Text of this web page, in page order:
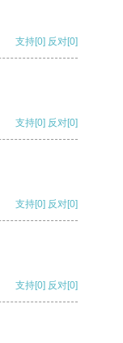
支持[0] 反对[0]
支持[0] 反对[0]
支持[0] 反对[0]
支持[0] 反对[0]